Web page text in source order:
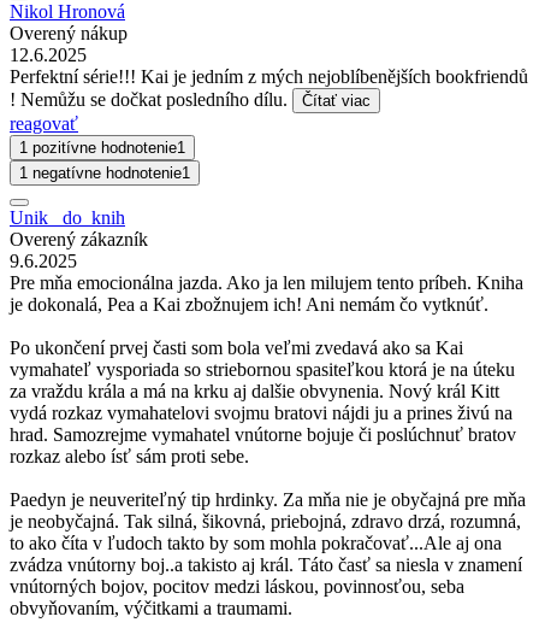
Nikol Hronová
Overený nákup
12.6.2025
Perfektní série!!! Kai je jedním z mých nejoblíbenějších bookfriendů
! Nemůžu se dočkat posledního dílu.
Čítať viac
reagovať
1 pozitívne hodnotenie1
1 negatívne hodnotenie1
Unik _do_knih
Overený zákazník
9.6.2025
Pre mňa emocionálna jazda. Ako ja len milujem tento príbeh. Kniha
je dokonalá, Pea a Kai zbožnujem ich! Ani nemám čo vytknúť.
Po ukončení prvej časti som bola veľmi zvedavá ako sa Kai
vymahateľ vysporiada so striebornou spasiteľkou ktorá je na úteku
za vraždu krála a má na krku aj dalšie obvynenia. Nový král Kitt
vydá rozkaz vymahatelovi svojmu bratovi nájdi ju a prines živú na
hrad. Samozrejme vymahatel vnútorne bojuje či poslúchnuť bratov
rozkaz alebo ísť sám proti sebe.
Paedyn je neuveriteľný tip hrdinky. Za mňa nie je obyčajná pre mňa
je neobyčajná. Tak silná, šikovná, priebojná, zdravo drzá, rozumná,
to ako číta v ľudoch takto by som mohla pokračovať...Ale aj ona
zvádza vnútorny boj..a takisto aj král. Táto časť sa niesla v znamení
vnútorných bojov, pocitov medzi láskou, povinnosťou, seba
obvyňovaním, výčitkami a traumami.